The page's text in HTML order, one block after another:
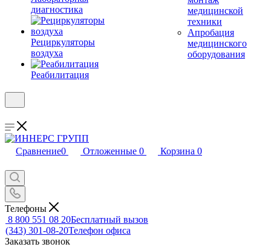
диагностика
Рециркуляторы
воздуха
Реабилитация
медицинской
техники
Апробация
медицинского
оборудования
Сравнение0 Отложенные 0 Корзина 0
Телефоны
8 800 551 08 20Бесплатный вызов
(343) 301-08-20Телефон офиса
Заказать звонок